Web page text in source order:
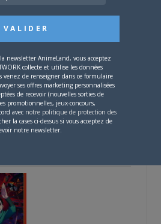
DE LA CRUZ
les couleurs d'AnimeLand était
Il ne me reste plus qu'à
Hiroaki Samura et je pourrai
tranquille.
newsletter AnimeLand, vous acceptez
collecte et utilise les données
venez de renseigner dans ce formulaire
ses offres marketing personnalisées
de recevoir (nouvelles sorties de
promotionnelles, jeux-concours,
avec notre politique de protection des
la cases ci-dessus si vous acceptez de
notre newsletter.